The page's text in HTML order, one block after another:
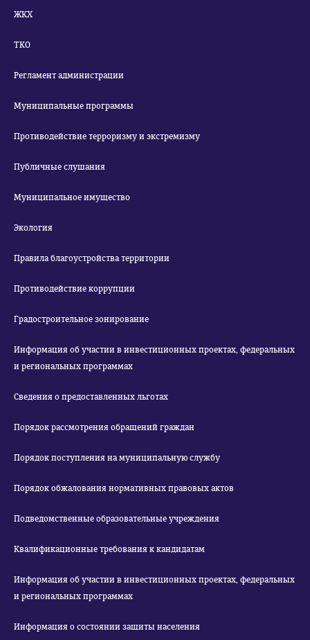
ЖКХ
ТКО
Регламент администрации
Муниципальные программы
Противодействие терроризму и экстремизму
Публичные слушания
Муниципальное имущество
Экология
Правила благоустройства территории
Противодействие коррупции
Градостроительное зонирование
Информация об участии в инвестиционных проектах, федеральных
и региональных программах
Сведения о предоставленных льготах
Порядок рассмотрения обращений граждан
Порядок поступления на муниципальную службу
Порядок обжалования нормативных правовых актов
Подведомственные образовательные учреждения
Квалификационные требования к кандидатам
Информация об участии в инвестиционных проектах, федеральных
и региональных программах
Информация о состоянии защиты населения